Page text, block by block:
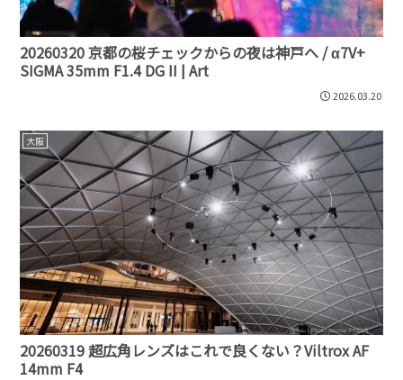
20260320 京都の桜チェックからの夜は神戸へ / α7V+
SIGMA 35mm F1.4 DG II | Art
2026.03.20
大阪
20260319 超広角レンズはこれで良くない？Viltrox AF
14mm F4